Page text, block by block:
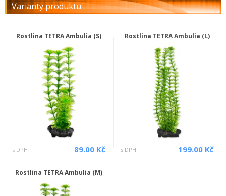
Varianty produktu
Rostlina TETRA Ambulia (S)
s DPH 89.00 Kč
Rostlina TETRA Ambulia (L)
s DPH 199.00 Kč
Rostlina TETRA Ambulia (M)